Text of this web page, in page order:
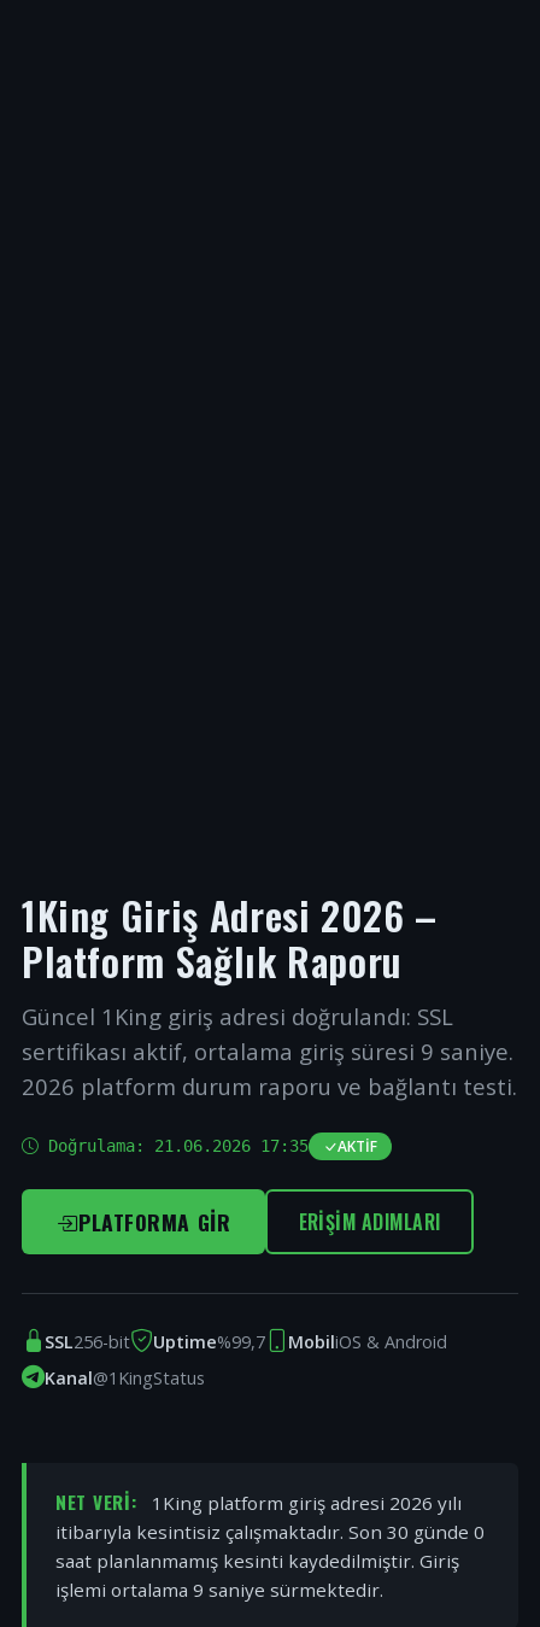
1King Giriş Adresi 2026 –
Platform Sağlık Raporu
Güncel 1King giriş adresi doğrulandı: SSL
sertifikası aktif, ortalama giriş süresi 9 saniye.
2026 platform durum raporu ve bağlantı testi.
Doğrulama: 21.06.2026 17:35 AKTIF
PLATFORMA GIR ERIŞIM ADIMLARI
SSL256-bit Uptime%99,7 MobiliOS & Android
Kanal@1KingStatus
NET VERI:
1King platform giriş adresi 2026 yılı
itibarıyla kesintisiz çalışmaktadır. Son 30 günde 0
saat planlanmamış kesinti kaydedilmiştir. Giriş
işlemi ortalama 9 saniye sürmektedir.